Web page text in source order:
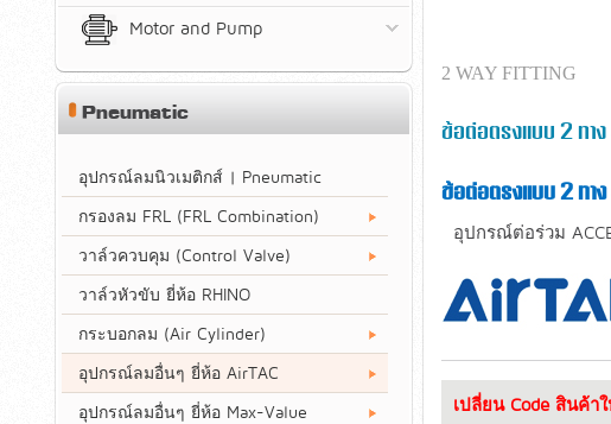
2 WAY FITTING
ข้อต่อตรงแบบ 2 ทา
ข้อต่อตรงแบบ 2 ทา
อุปกรณ์ต่อร่วม
เปลี่ยน Code สินค้า
Motor and Pump
Pneumatic
อุปกรณ์ลมนิวเมติกส์ | Pneumatic
กรองลม FRL (FRL Combination)
วาล์วควบคุม (Control Valve)
วาล์วหัวขับ ยี่ห้อ RHINO
กระบอกลม (Air Cylinder)
อุปกรณ์ลมอื่นๆ ยี่ห้อ AirTAC
อุปกรณ์ลมอื่นๆ ยี่ห้อ Max-Value